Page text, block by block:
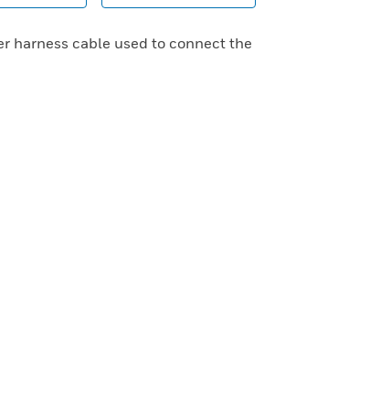
harness cable used to connect the